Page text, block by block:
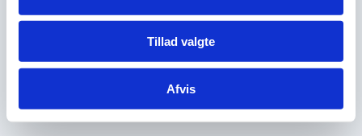
Tillad valgte
Afvis